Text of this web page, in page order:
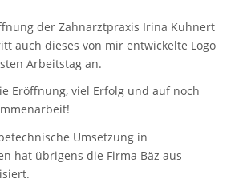
der Zahnarztpraxis Irina Kuhnert
auch dieses von mir entwickelte Logo
Arbeitstag an.
Eröffnung, viel Erfolg und auf noch
Umsetzung in
hat übrigens die Firma Bäz aus